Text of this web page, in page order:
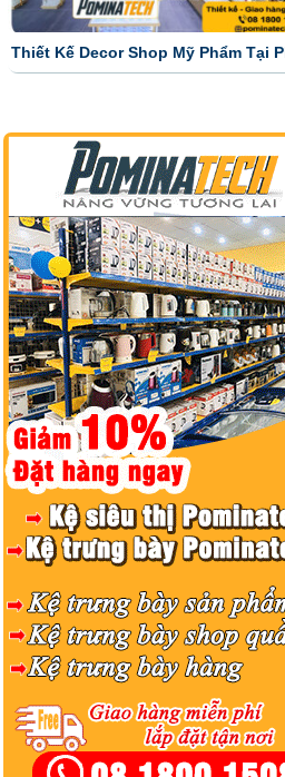
Thiết Kế Decor Shop Mỹ Phẩm Tại